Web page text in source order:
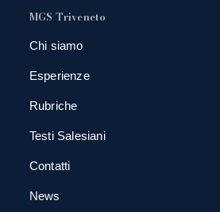
MGS Triveneto
Chi siamo
Esperienze
Rubriche
Testi Salesiani
Contatti
News